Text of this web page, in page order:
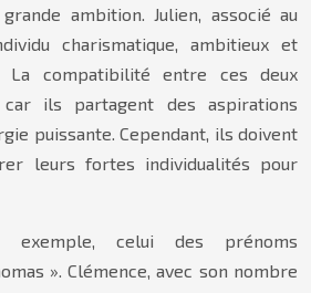
ambition. Julien, associé au
charismatique, ambitieux et
La compatibilité entre ces deux
ils partagent des aspirations
puissante. Cependant, ils doivent
leurs fortes individualités pour
exemple, celui des prénoms
». Clémence, avec son nombre